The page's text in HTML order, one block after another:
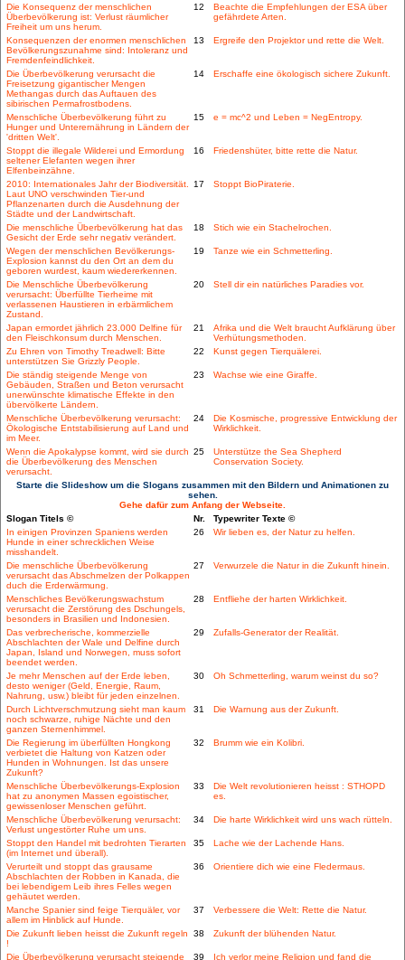
Die Konsequenz der menschlichen
Überbevölkerung ist: Verlust räumlicher
Freiheit um uns herum.
12
Beachte die Empfehlungen der ESA über
gefährdete Arten.
Konsequenzen der enormen menschlichen
Bevölkerungszunahme sind: Intoleranz und
Fremdenfeindlichkeit.
13 Ergreife den Projektor und rette die Welt.
Die Überbevölkerung verursacht die
Freisetzung gigantischer Mengen
Methangas durch das Auftauen des
sibirischen Permafrostbodens.
14 Erschaffe eine ökologisch sichere Zukunft.
Menschliche Überbevölkerung führt zu
Hunger und Unterernährung in Ländern der
'dritten Welt'.
15 e = mc^2 und Leben = NegEntropy.
Stoppt die illegale Wilderei und Ermordung
seltener Elefanten wegen ihrer
Elfenbeinzähne.
16 Friedenshüter, bitte rette die Natur.
2010: Internationales Jahr der Biodiversität.
Laut UNO verschwinden Tier-und
Pflanzenarten durch die Ausdehnung der
Städte und der Landwirtschaft.
17 Stoppt BioPiraterie.
Die menschliche Überbevölkerung hat das
Gesicht der Erde sehr negativ verändert.
18 Stich wie ein Stachelrochen.
Wegen der menschlichen Bevölkerungs-
Explosion kannst du den Ort an dem du
geboren wurdest, kaum wiedererkennen.
19 Tanze wie ein Schmetterling.
Die Menschliche Überbevölkerung
verursacht: Überfüllte Tierheime mit
verlassenen Haustieren in erbärmlichem
Zustand.
20 Stell dir ein natürliches Paradies vor.
Japan ermordet jährlich 23.000 Delfine für
den Fleischkonsum durch Menschen.
21
Afrika und die Welt braucht Aufklärung über
Verhütungsmethoden.
Zu Ehren von Timothy Treadwell: Bitte
unterstützen Sie Grizzly People.
22 Kunst gegen Tierquälerei.
Die ständig steigende Menge von
Gebäuden, Straßen und Beton verursacht
unerwünschte klimatische Effekte in den
übervölkerte Ländern.
23 Wachse wie eine Giraffe.
Menschliche Überbevölkerung verursacht:
Ökologische Entstabilisierung auf Land und
im Meer.
24
Die Kosmische, progressive Entwicklung der
Wirklichkeit.
Wenn die Apokalypse kommt, wird sie durch
die Überbevölkerung des Menschen
verursacht.
25
Unterstütze the Sea Shepherd
Conservation Society.
Starte die Slideshow um die Slogans zusammen mit den Bildern und Animationen zu
sehen.
Gehe dafür zum Anfang der Webseite.
Slogan Titels ©
Nr.
Typewriter Texte ©
In einigen Provinzen Spaniens werden
Hunde in einer schrecklichen Weise
misshandelt.
26 Wir lieben es, der Natur zu helfen.
Die menschliche Überbevölkerung
verursacht das Abschmelzen der Polkappen
duch die Erderwärmung.
27 Verwurzele die Natur in die Zukunft hinein.
Menschliches Bevölkerungswachstum
verursacht die Zerstörung des Dschungels,
besonders in Brasilien und Indonesien.
28 Entfliehe der harten Wirklichkeit.
Das verbrecherische, kommerzielle
Abschlachten der Wale und Delfine durch
Japan, Island und Norwegen, muss sofort
beendet werden.
29 Zufalls-Generator der Realität.
Je mehr Menschen auf der Erde leben,
desto weniger (Geld, Energie, Raum,
Nahrung, usw.) bleibt für jeden einzelnen.
30 Oh Schmetterling, warum weinst du so?
Durch Lichtverschmutzung sieht man kaum
noch schwarze, ruhige Nächte und den
ganzen Sternenhimmel.
31 Die Warnung aus der Zukunft.
Die Regierung im überfüllten Hongkong
verbietet die Haltung von Katzen oder
Hunden in Wohnungen. Ist das unsere
Zukunft?
32 Brumm wie ein Kolibri.
Menschliche Überbevölkerungs-Explosion
hat zu anonymen Massen egoistischer,
gewissenloser Menschen geführt.
33
Die Welt revolutionieren heisst : STHOPD
es.
Menschliche Überbevölkerung verursacht:
Verlust ungestörter Ruhe um uns.
34 Die harte Wirklichkeit wird uns wach rütteln.
Stoppt den Handel mit bedrohten Tierarten
(im Internet und überall).
35 Lache wie der Lachende Hans.
Verurteilt und stoppt das grausame
Abschlachten der Robben in Kanada, die
bei lebendigem Leib ihres Felles wegen
gehäutet werden.
36 Orientiere dich wie eine Fledermaus.
Manche Spanier sind feige Tierquäler, vor
allem im Hinblick auf Hunde.
37 Verbessere die Welt: Rette die Natur.
Die Zukunft lieben heisst die Zukunft regeln
!
38 Zukunft der blühenden Natur.
Die Überbevölkerung verursacht steigende 39 Ich verlor meine Religion und fand die